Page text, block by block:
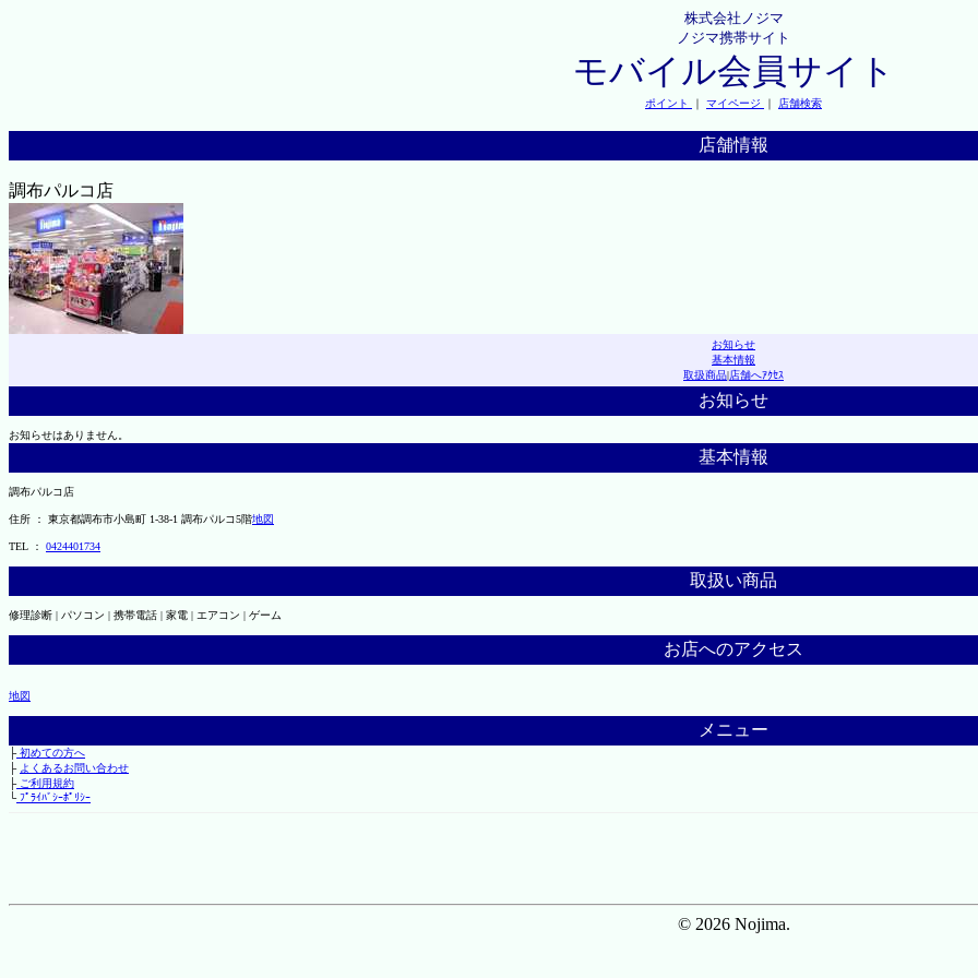
株式会社ノジマ
ノジマ携帯サイト
モバイル会員サイト
ポイント ｜ マイページ ｜ 店舗検索
店舗情報
調布パルコ店
お知らせ
基本情報
取扱商品|店舗へｱｸｾｽ
お知らせ
お知らせはありません。
基本情報
調布パルコ店
住所 ： 東京都調布市小島町 1-38-1 調布パルコ5階地図
TEL ： 0424401734
取扱い商品
修理診断 | パソコン | 携帯電話 | 家電 | エアコン | ゲーム
お店へのアクセス
地図
メニュー
├初めての方へ
├ よくあるお問い合わせ
├ご利用規約
└ﾌﾟﾗｲﾊﾞｼｰﾎﾟﾘｼｰ
© 2026 Nojima.